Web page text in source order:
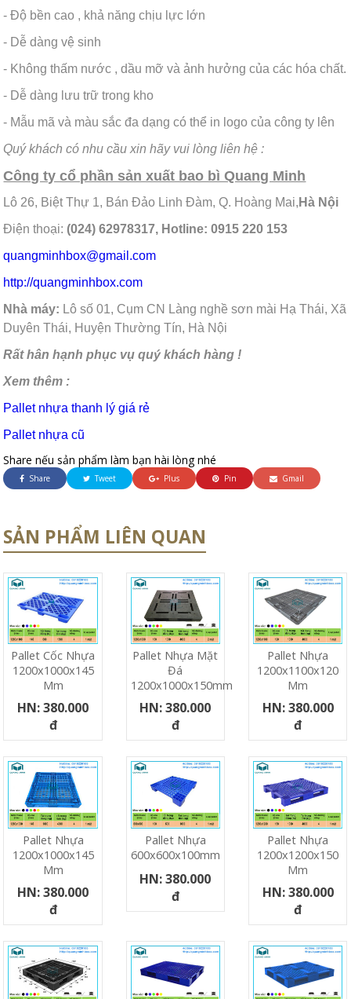
- Độ bền cao , khả năng chịu lực lớn
- Dễ dàng vệ sinh
- Không thấm nước , dầu mỡ và ảnh hưởng của các hóa chất.
- Dễ dàng lưu trữ trong kho
- Mẫu mã và màu sắc đa dạng có thể in logo của công ty lên
Quý khách có nhu cầu xin hãy vui lòng liên hệ :
Công ty cổ phần sản xuất bao bì Quang Minh
Lô 26, Biệt Thự 1, Bán Đảo Linh Đàm, Q. Hoàng Mai, Hà Nội
Điện thoại: (024) 62978317, Hotline: 0915 220 153
quangminhbox@gmail.com
http://quangminhbox.com
Nhà máy: Lô số 01, Cụm CN Làng nghề sơn mài Hạ Thái, Xã
Duyên Thái, Huyện Thường Tín, Hà Nội
Rất hân hạnh phục vụ quý khách hàng !
Xem thêm :
Pallet nhựa thanh lý giá rẻ
Pallet nhựa cũ
Share nếu sản phẩm làm bạn hài lòng nhé
Share Tweet Plus Pin Gmail
SẢN PHẨM LIÊN QUAN
Pallet Cốc Nhựa
1200x1000x145
Mm
HN: 380.000
đ
Pallet Nhựa Mặt
Đá
1200x1000x150mm
HN: 380.000
đ
Pallet Nhựa
1200x1100x120
Mm
HN: 380.000
đ
Pallet Nhựa
1200x1000x145
Mm
HN: 380.000
đ
Pallet Nhựa
600x600x100mm
HN: 380.000
đ
Pallet Nhựa
1200x1200x150
Mm
HN: 380.000
đ